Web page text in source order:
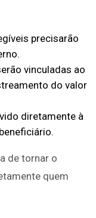
precisarão
vinculadas ao
do valor
diretamente à
de tornar o
quem